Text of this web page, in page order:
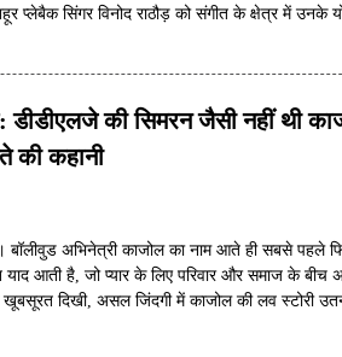
प्लेबैक सिंगर विनोद राठौड़ को संगीत के क्षेत्र में उनके
डीडीएलजे की सिमरन जैसी नहीं थी
की कहानी
अभिनेत्री काजोल का नाम आते ही सबसे पहले
आती है, जो प्यार के लिए परिवार और समाज के बीच
खूबसूरत दिखी, असल जिंदगी में काजोल की लव स्टोरी